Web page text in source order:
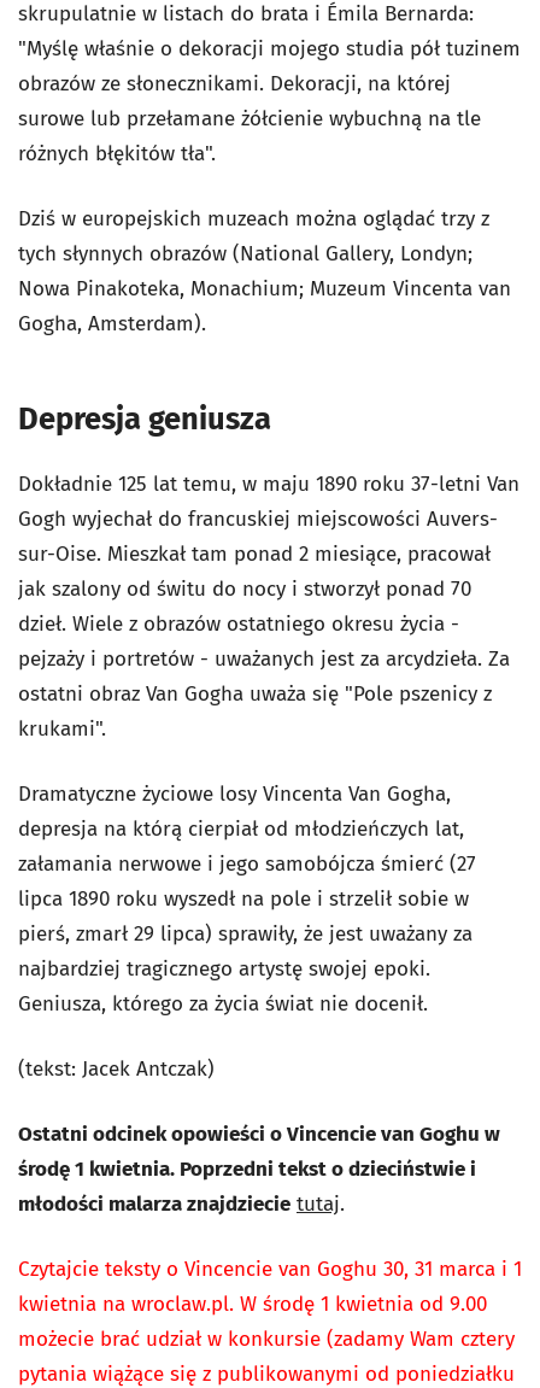
skrupulatnie w listach do brata i Émila Bernarda:
"Myślę właśnie o dekoracji mojego studia pół tuzinem
obrazów ze słonecznikami. Dekoracji, na której
surowe lub przełamane żółcienie wybuchną na tle
różnych błękitów tła".
Dziś w europejskich muzeach można oglądać trzy z
tych słynnych obrazów (National Gallery, Londyn;
Nowa Pinakoteka, Monachium; Muzeum Vincenta van
Gogha, Amsterdam).
Depresja geniusza
Dokładnie 125 lat temu, w maju 1890 roku 37-letni Van
Gogh wyjechał do francuskiej miejscowości Auvers-
sur-Oise. Mieszkał tam ponad 2 miesiące, pracował
jak szalony od świtu do nocy i stworzył ponad 70
dzieł. Wiele z obrazów ostatniego okresu życia -
pejzaży i portretów - uważanych jest za arcydzieła. Za
ostatni obraz Van Gogha uważa się "Pole pszenicy z
krukami".
Dramatyczne życiowe losy Vincenta Van Gogha,
depresja na którą cierpiał od młodzieńczych lat,
załamania nerwowe i jego samobójcza śmierć (27
lipca 1890 roku wyszedł na pole i strzelił sobie w
pierś, zmarł 29 lipca) sprawiły, że jest uważany za
najbardziej tragicznego artystę swojej epoki.
Geniusza, którego za życia świat nie docenił.
(tekst: Jacek Antczak)
Ostatni odcinek opowieści o Vincencie van Goghu w
środę 1 kwietnia. Poprzedni tekst o dzieciństwie i
młodości malarza znajdziecie tutaj.
Czytajcie teksty o Vincencie van Goghu 30, 31 marca i 1
kwietnia na wroclaw.pl. W środę 1 kwietnia od 9.00
możecie brać udział w konkursie (zadamy Wam cztery
pytania wiążące się z publikowanymi od poniedziałku